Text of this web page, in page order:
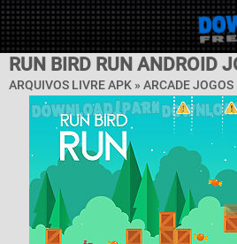
RUN BIRD RUN ANDROID
ARQUIVOS LIVRE APK » ARCADE JOGOS